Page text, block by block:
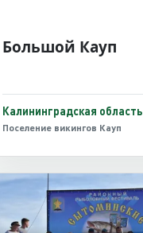
Большой Кауп
Калининградская область
Поселение викингов Кауп